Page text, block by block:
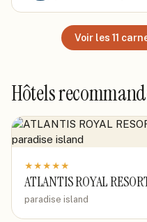
Voir les 11
Hôtels
★ ★ ★ ★ ★
ATLANTIS ROYAL
paradise island